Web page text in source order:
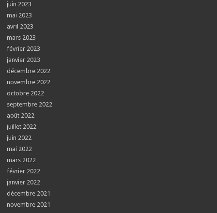
juin 2023
mai 2023
avril 2023
mars 2023
février 2023
janvier 2023
décembre 2022
novembre 2022
octobre 2022
septembre 2022
août 2022
juillet 2022
juin 2022
mai 2022
mars 2022
février 2022
janvier 2022
décembre 2021
novembre 2021